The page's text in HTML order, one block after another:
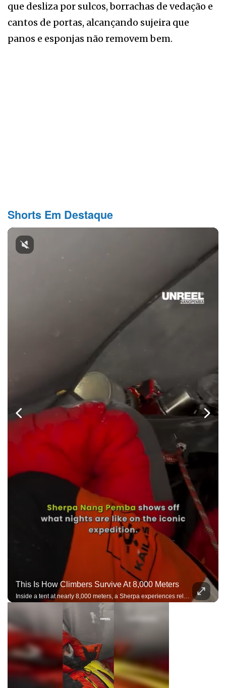
que desliza por sulcos, borrachas de vedação e
cantos de portas, alcançando sujeira que
panos e esponjas não removem bem.
Shorts Em Destaque
This Is How Climbers Survive At 8,000 Meters
Inside a tent at nearly 8,000 meters, a Sherpa experiences relentless winds, freezing temperatures, and the harsh reality of resting in the death zone during a high-altitude expedition.